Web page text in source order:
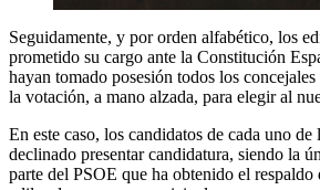
Seguidamente, y por orden alfabético, los
prometido su cargo ante la Constitución
hayan tomado posesión todos los
la votación, a mano alzada, para elegir al
En este caso, los candidatos de cada uno de
declinado presentar candidatura, siendo la
parte del PSOE que ha obtenido el